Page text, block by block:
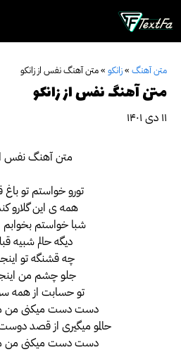
محتوا
متن آهنگ »زانکو »متن آهنگ نفس از زانکو
متن آهنگ نفس از زانکو
۱۱ دی ۱۴۰۱
متن آهنگ نفس
تورو خواستم تو
همه ی این گلارو
شبا خواستم
دیگه حالم شبیه
چه قشنگه تو
جلو چشم من
تو حسابت از همه
دست دست میکنی من
حالمو میگیری از قصد
دست دست میکنی من